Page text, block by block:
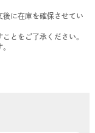
に在庫を確保させてい
とをご了承ください。